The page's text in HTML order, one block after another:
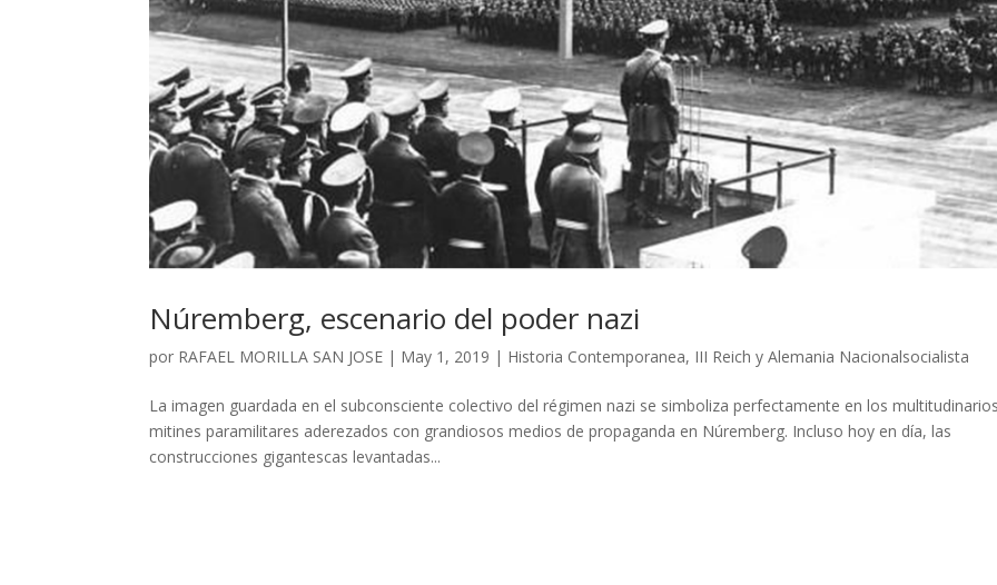
Núremberg, escenario del poder nazi
por RAFAEL MORILLA SAN JOSE | May 1, 2019 | Historia Contemporanea, III Reich y Alemania Nacionalsocialista
La imagen guardada en el subconsciente colectivo del régimen nazi se simboliza perfectamente en los
mitines paramilitares aderezados con grandiosos medios de propaganda en Núremberg. Incluso hoy en día, las
construcciones gigantescas levantadas...